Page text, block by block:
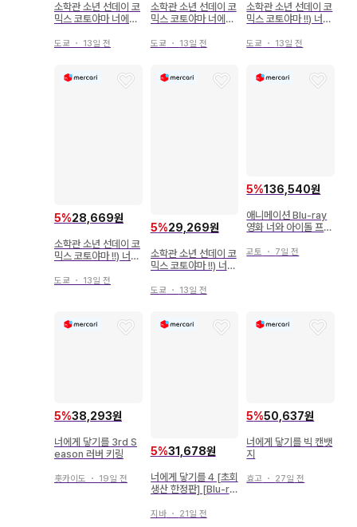
소학관 소년 선데이 코
믹스 코토야마 너에게
도쿄 ・ 13일 전
소학관 소년 선데이 코
믹스 코토야마 너에게
도쿄 ・ 13일 전
소학관 소년 선데이 코
믹스 코토야마 !!) 너에
도쿄 ・ 13일 전
5%28,669원
소학관 소년 선데이 코
믹스 코토야마 !!) 너에
도쿄 ・ 13일 전
5%29,269원
소학관 소년 선데이 코
믹스 코토야마 !!) 너에
도쿄 ・ 13일 전
5%136,540원
애니메이션 Blu-ray
영화 너와 아이돌 프리
닿기를 키라키라 라이
교토 ・ 7일 전
5%38,293원
너에게 닿기를 3rd S
eason 러버 키링
홋카이도 ・ 19일 전
5%31,678원
너에게 닿기를 4 [초회
생산 한정판] [Blu-ra
지바・ 21일 전
5%50,637원
너에게 닿기를 빅 캔뱃
지
효고 ・ 27일 전